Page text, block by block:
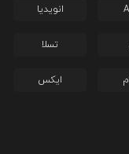
انویدیا
تسلا
ایکس